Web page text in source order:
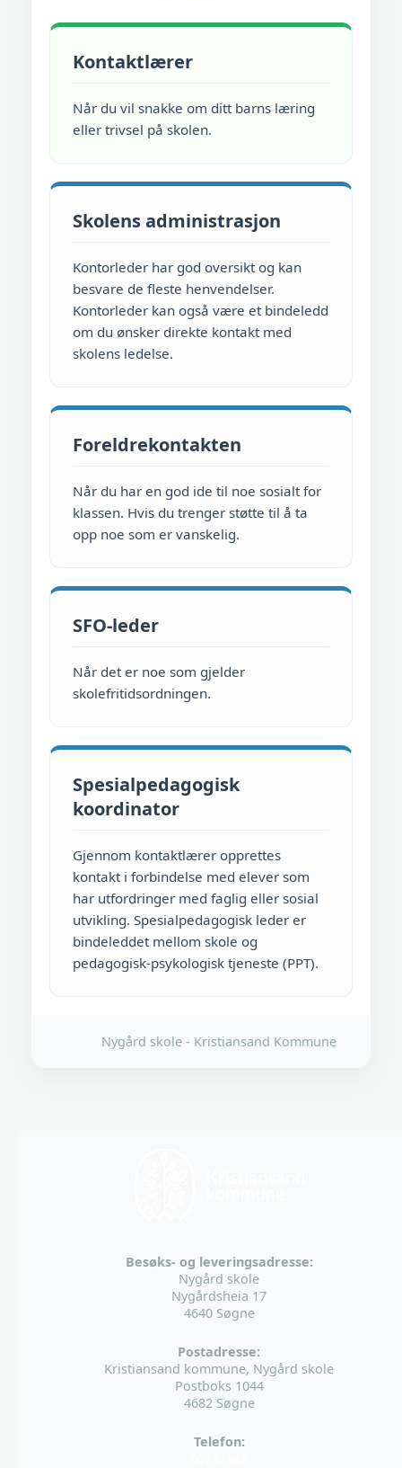
Kontaktlærer
Når du vil snakke om ditt barns læring
eller trivsel på skolen.
Skolens administrasjon
Kontorleder har god oversikt og kan
besvare de fleste henvendelser.
Kontorleder kan også være et bindeledd
om du ønsker direkte kontakt med
skolens ledelse.
Foreldrekontakten
Når du har en god ide til noe sosialt for
klassen. Hvis du trenger støtte til å ta
opp noe som er vanskelig.
SFO-leder
Når det er noe som gjelder
skolefritidsordningen.
Spesialpedagogisk
koordinator
Gjennom kontaktlærer opprettes
kontakt i forbindelse med elever som
har utfordringer med faglig eller sosial
utvikling. Spesialpedagogisk leder er
bindeleddet mellom skole og
pedagogisk-psykologisk tjeneste (PPT).
Nygård skole - Kristiansand Kommune
Besøks- og leveringsadresse:
Nygård skole
Nygårdsheia 17
4640 Søgne
Postadresse:
Kristiansand kommune, Nygård skole
Postboks 1044
4682 Søgne
Telefon: